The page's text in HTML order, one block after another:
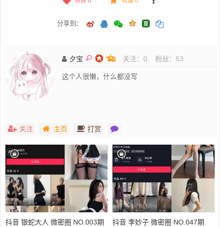
分享到：
夕宝 关注： 0 粉丝： 53
这个人很懒，什么都没写
关注 主页 打赏
抖音 银蛇大人 微密圈 NO.003期
抖音 李妙子 微密圈 NO.047期